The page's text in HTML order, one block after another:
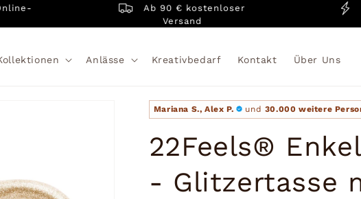
Ab 90 € kostenloser
Versand
In
Anlässe Kreativbedarf Kontakt Über Uns
Mariana S., Alex P. und 30.000 weitere
22Feels®
- Glitzertasse